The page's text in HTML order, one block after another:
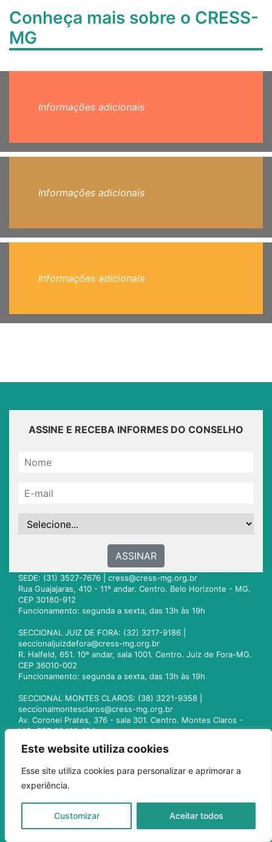
Este website utiliza cookies
Esse site utiliza cookies para personalizar e aprimorar a
experiência.
Customizar Aceitar todos
Conheça mais sobre o CRESS-
MG
Informações adicionais
Informações adicionais
Informações adicionais
ASSINE E RECEBA INFORMES DO CONSELHO
ASSINAR
SEDE: (31) 3527-7676 | cress@cress-mg.org.br
Rua Guajajaras, 410 - 11º andar. Centro. Belo Horizonte - MG.
CEP 30180-912
Funcionamento: segunda a sexta, das 13h às 19h
SECCIONAL JUIZ DE FORA: (32) 3217-9186 |
seccionaljuizdefora@cress-mg.org.br
R. Halfeld, 651. 10º andar, sala 1001. Centro. Juiz de Fora-MG.
CEP 36010-002
Funcionamento: segunda a sexta, das 13h às 19h
SECCIONAL MONTES CLAROS: (38) 3221-9358 |
seccionalmontesclaros@cress-mg.org.br
Av. Coronel Prates, 376 - sala 301. Centro. Montes Claros -
MG. CEP 39400-104
seccionaluberlandia@cress-mg.org.br
Av. Afonso Pena, 547 - sala 101. Uberlândia - MG. CEP